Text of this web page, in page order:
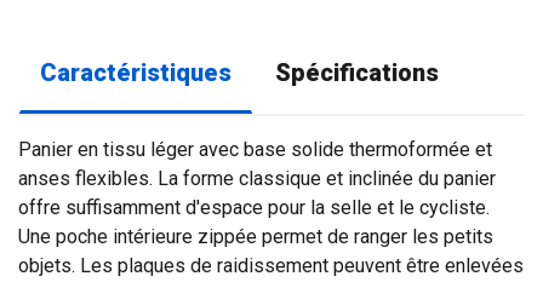
Caractéristiques Spécifications
Panier en tissu léger avec base solide thermoformée et
anses flexibles. La forme classique et inclinée du panier
offre suffisamment d'espace pour la selle et le cycliste.
Une poche intérieure zippée permet de ranger les petits
objets. Les plaques de raidissement peuvent être enlevées